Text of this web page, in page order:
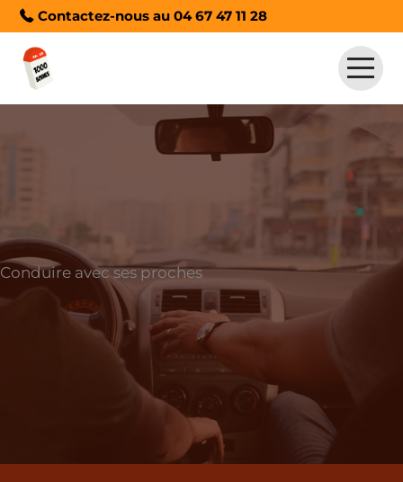
Contactez-nous au 04 67 47 11 28
Résultats Permis
Label
Conduire avec ses proches